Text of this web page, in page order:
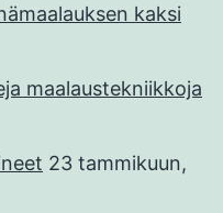
kaksi
maalaustekniikkoja
23 tammikuun,